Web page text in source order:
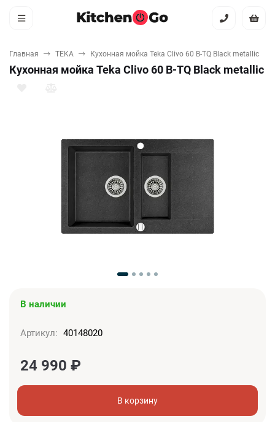
Главная TEKA Кухонная мойка Teka Clivo 60 B-TQ Black metallic
Кухонная мойка Teka Clivo 60 B-TQ Black metallic
В наличии
Артикул: 40148020
24 990 ₽
В корзину